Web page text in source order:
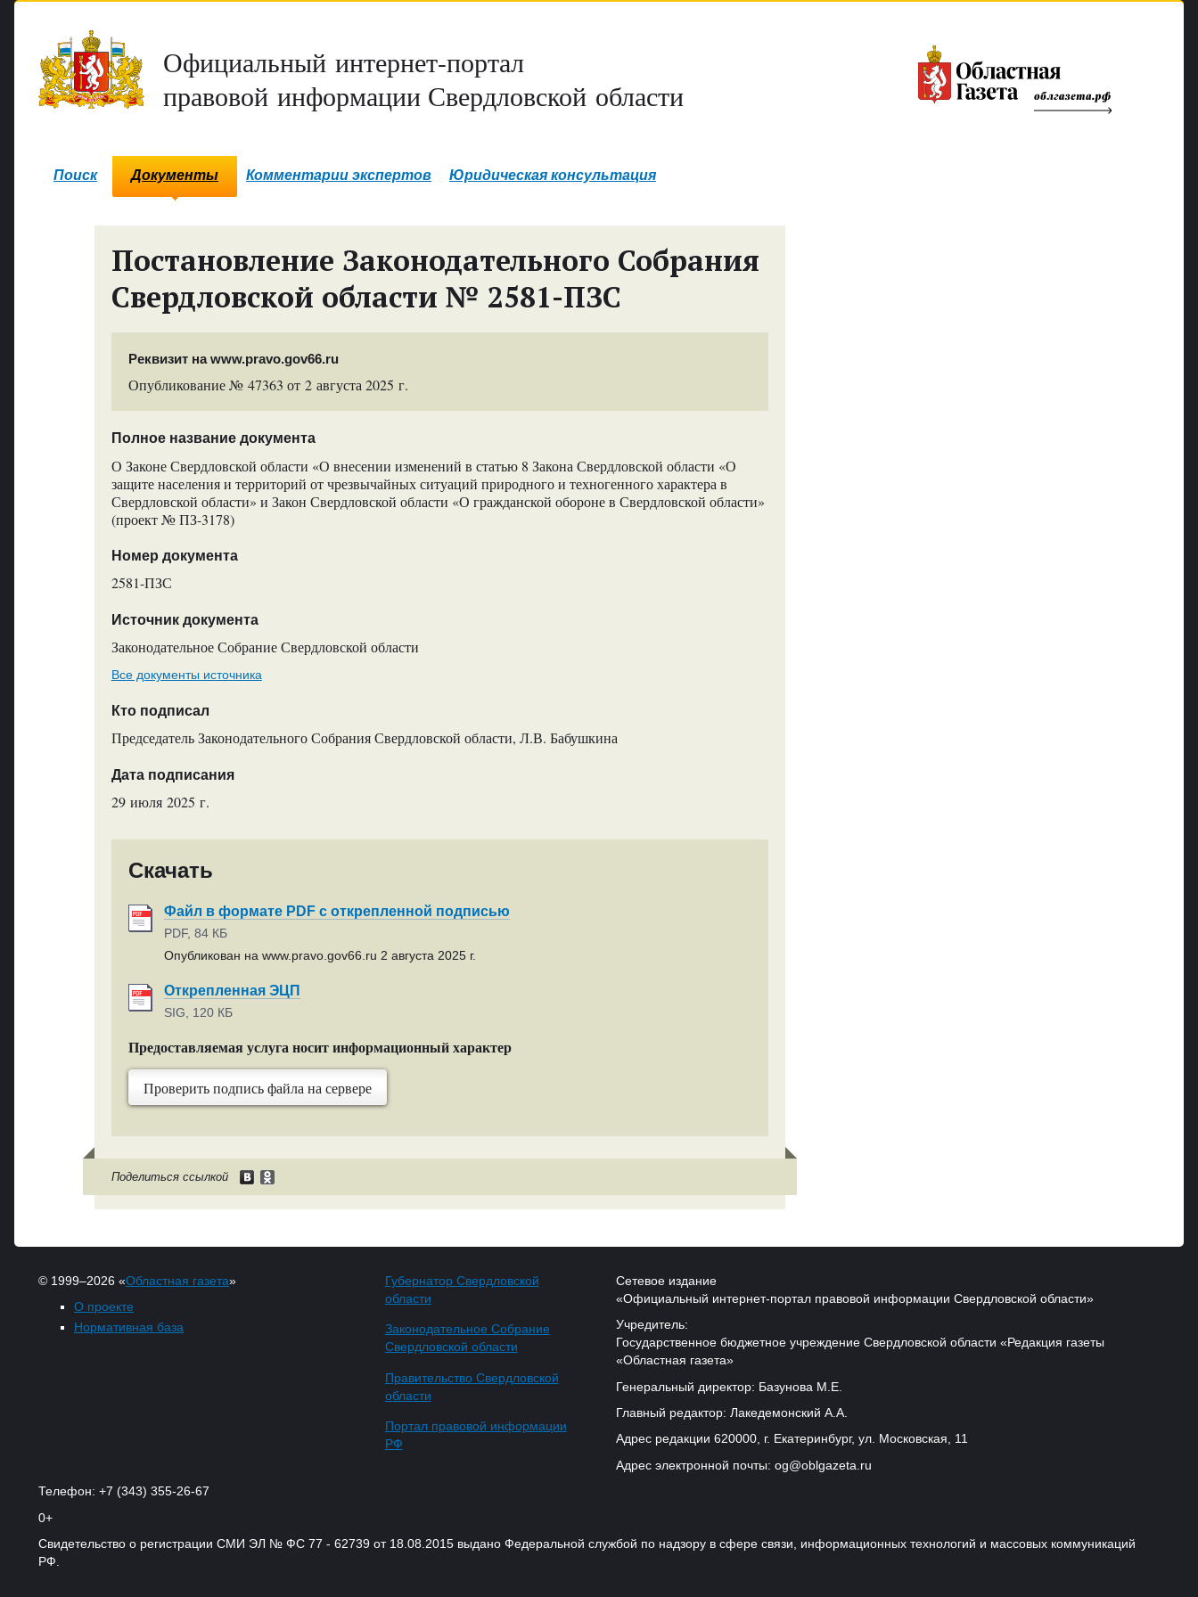
Официальный интернет-портал
правовой информации Свердловской области
Поиск Документы Комментарии экспертов Юридическая консультация
Постановление Законодательного Собрания
Свердловской области № 2581-ПЗС
Реквизит на www.pravo.gov66.ru
Опубликование № 47363 от 2 августа 2025 г.
Полное название документа
О Законе Свердловской области «О внесении изменений в статью 8 Закона Свердловской области «О
защите населения и территорий от чрезвычайных ситуаций природного и техногенного характера в
Свердловской области» и Закон Свердловской области «О гражданской обороне в Свердловской области»
(проект № ПЗ-3178)
Номер документа
2581-ПЗС
Источник документа
Законодательное Собрание Свердловской области
Все документы источника
Кто подписал
Председатель Законодательного Собрания Свердловской области, Л.В. Бабушкина
Дата подписания
29 июля 2025 г.
Скачать
Файл в формате PDF с открепленной подписью
PDF, 84 КБ
Опубликован на www.pravo.gov66.ru 2 августа 2025 г.
Открепленная ЭЦП
SIG, 120 КБ
Предоставляемая услуга носит информационный характер
Проверить подпись файла на сервере
Поделиться ссылкой
© 1999–2026 «Областная газета»
О проекте
Нормативная база
Губернатор Свердловской
области
Законодательное Собрание
Свердловской области
Правительство Свердловской
области
Портал правовой информации
РФ
Сетевое издание
«Официальный интернет-портал правовой информации Свердловской области»
Учредитель:
Государственное бюджетное учреждение Свердловской области «Редакция газеты
«Областная газета»
Генеральный директор: Базунова М.Е.
Главный редактор: Лакедемонский А.А.
Адрес редакции 620000, г. Екатеринбург, ул. Московская, 11
Адрес электронной почты: og@oblgazeta.ru
Телефон: +7 (343) 355-26-67
0+
Свидетельство о регистрации СМИ ЭЛ № ФС 77 - 62739 от 18.08.2015 выдано Федеральной службой по надзору в сфере связи, информационных технологий и массовых коммуникаций
РФ.